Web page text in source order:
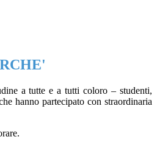
a tutte e a tutti coloro – studenti,
hanno partecipato con straordinaria